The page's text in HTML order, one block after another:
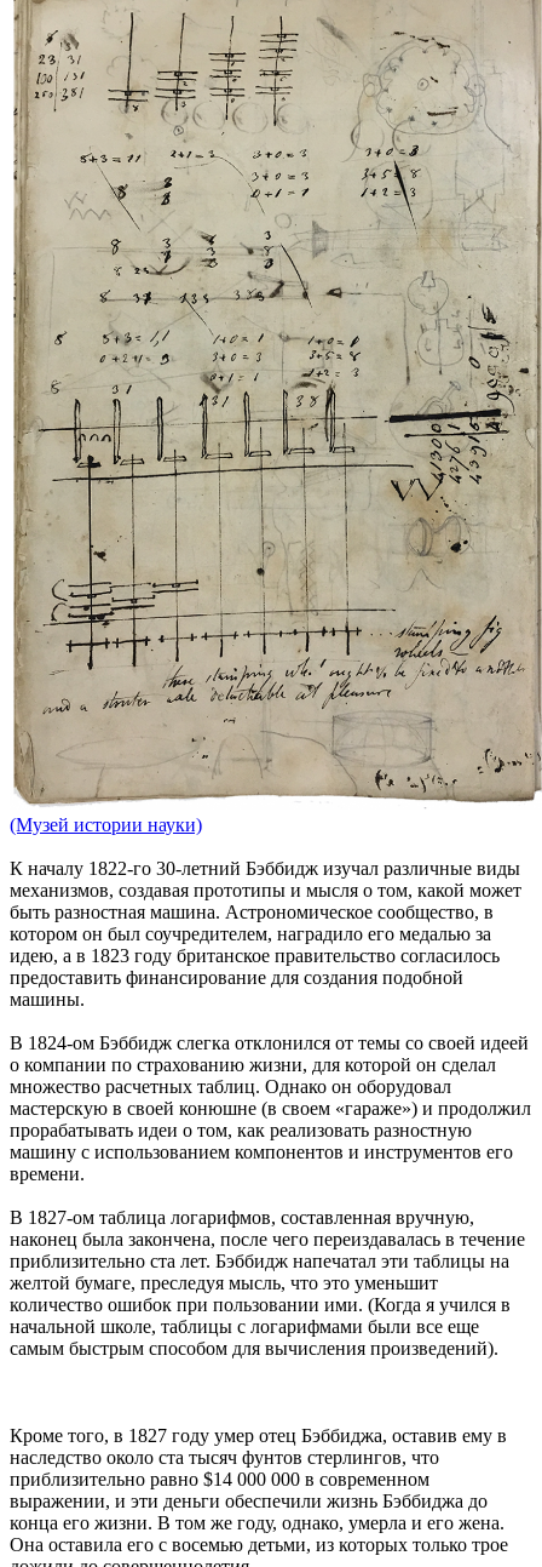
(Музей истории науки)
К началу 1822-го 30-летний Бэббидж изучал различные виды
механизмов, создавая прототипы и мысля о том, какой может
быть разностная машина. Астрономическое сообщество, в
котором он был соучредителем, наградило его медалью за
идею, а в 1823 году британское правительство согласилось
предоставить финансирование для создания подобной
машины.
В 1824-ом Бэббидж слегка отклонился от темы со своей идеей
о компании по страхованию жизни, для которой он сделал
множество расчетных таблиц. Однако он оборудовал
мастерскую в своей конюшне (в своем «гараже») и продолжил
прорабатывать идеи о том, как реализовать разностную
машину с использованием компонентов и инструментов его
времени.
В 1827-ом таблица логарифмов, составленная вручную,
наконец была закончена, после чего переиздавалась в течение
приблизительно ста лет. Бэббидж напечатал эти таблицы на
желтой бумаге, преследуя мысль, что это уменьшит
количество ошибок при пользовании ими. (Когда я учился в
начальной школе, таблицы с логарифмами были все еще
самым быстрым способом для вычисления произведений).
Кроме того, в 1827 году умер отец Бэббиджа, оставив ему в
наследство около ста тысяч фунтов стерлингов, что
приблизительно равно $14 000 000 в современном
выражении, и эти деньги обеспечили жизнь Бэббиджа до
конца его жизни. В том же году, однако, умерла и его жена.
Она оставила его с восемью детьми, из которых только трое